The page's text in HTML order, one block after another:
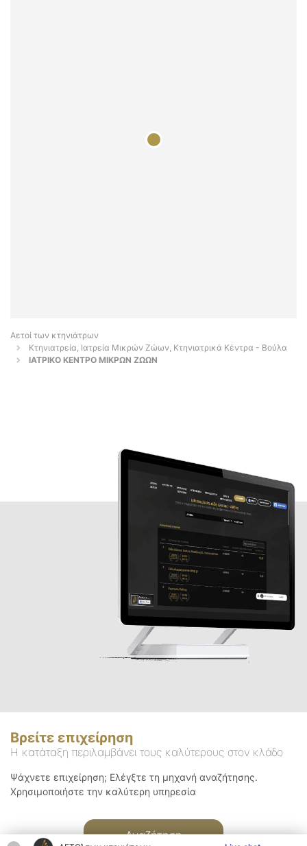
Αετοί των κτηνιάτρων
Κτηνιατρεία, Ιατρεία Μικρών Ζώων, Κτηνιατρικά Κέντρα - Βούλα
IATPIKO KENTPO MIKPΩN ZΩΩN
Βρείτε επιχείρηση
Η κατάταξη περιλαμβάνει τους καλύτερους στον κλάδο
Ψάχνετε επιχείρηση; Ελέγξτε τη μηχανή αναζήτησης.
Χρησιμοποιήστε την καλύτερη υπηρεσία
Αναζήτηση